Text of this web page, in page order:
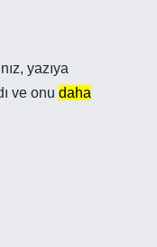
yazıya
ve onu daha